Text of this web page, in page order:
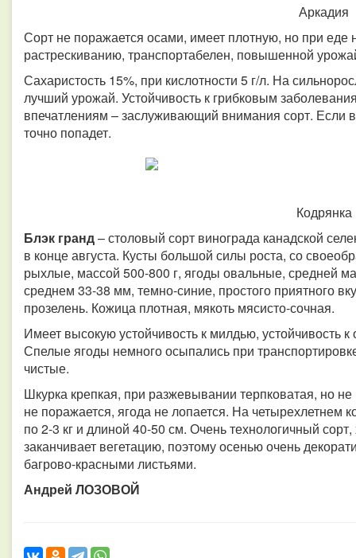
Аркадия
Сорт не поражается осами, имеет плотную, но при
растрескиванию, транспортабелен, повышенной
Сахаристость 15%, при кислотности 5 г/л. На
лучший урожай. Устойчивость к грибковым
впечатлениям – заслуживающий внимания сорт. Если
точно попадет.
Кодрянка
Блэк гранд– столовый сорт винограда канадской
в конце августа. Кусты большой силы роста, со
рыхлые, массой 500-800 г, ягоды овальные, средней
среднем 33-38 мм, темно-синие, простого приятного
прозелень. Кожица плотная, мякоть мясисто-сочная.
Имеет высокую устойчивость к милдью, устойчивость
Спелые ягоды немного осыпались при
чистые.
Шкурка крепкая, при разжевывании терпковатая, но
не поражается, ягода не лопается. На четырехлетнем
по 2-3 кг и длиной 40-50 см. Очень технологичный
заканчивает вегетацию, поэтому осенью очень
багрово-красными листьями.
Андрей ЛОЗОВОЙ